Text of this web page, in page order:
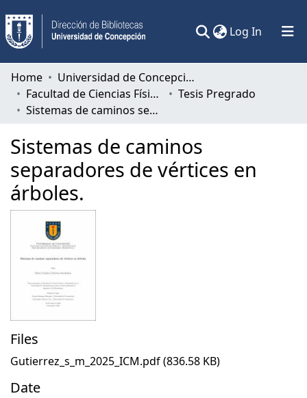
Log In (current)
Communities & Collections
All of DSpace
Home
Universidad de Concepción
Facultad de Ciencias Físicas y Matemáticas
Tesis Pregrado
Sistemas de caminos separadores de vértices en árboles.
Sistemas de caminos
separadores de vértices en
árboles.
Files
Gutierrez_s_m_2025_ICM.pdf(836.58 KB)
Date